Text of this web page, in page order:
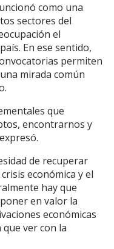
como una
sectores del
el
En ese sentido,
permiten
mirada común
que
encontrarnos y
de recuperar
económica y el
hay que
en valor la
económicas
ver con la